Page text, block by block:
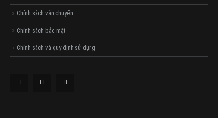
Chính sách vận chuyển
Chính sách bảo mật
Chính sách và quy định sử dụng